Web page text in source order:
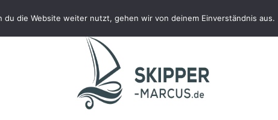
du die Website weiter nutzt, gehen wir von deinem Einverständnis aus.